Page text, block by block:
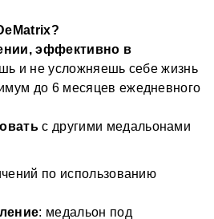
задачи
направление:
эффективно в
и не усложняешь себе жизнь
до 6 месяцев ежедневного
с другими медальонами
по использованию
: медальон под